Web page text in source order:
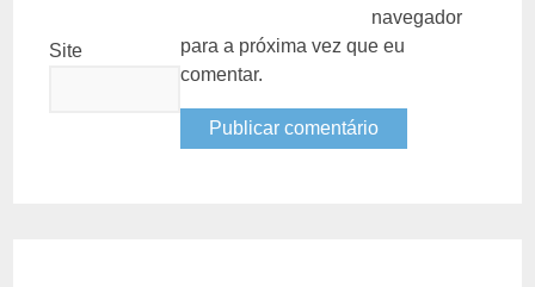
Site
navegador
para a próxima vez que eu
comentar.